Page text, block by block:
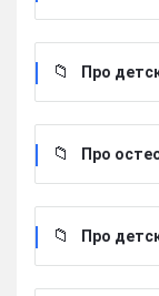
Про
Про
Про